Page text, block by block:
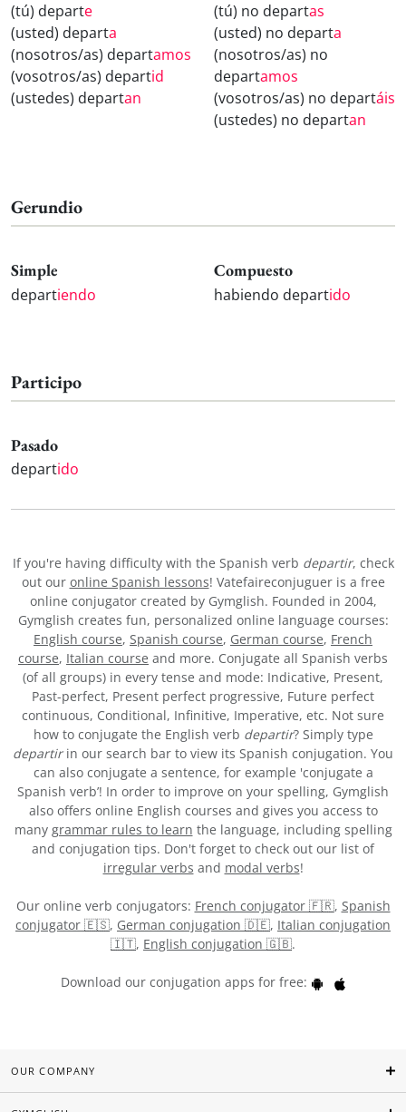
(tú) departe
(usted) departa
(nosotros/as) departamos
(vosotros/as) departid
(ustedes) departan
(tú) no departas
(usted) no departa
(nosotros/as) no
departamos
(vosotros/as) no departáis
(ustedes) no departan
Gerundio
Simple
departiendo
Compuesto
habiendo departido
Participo
Pasado
departido
If you're having difficulty with the Spanish verb departir, check
out our online Spanish lessons! Vatefaireconjuguer is a free
online conjugator created by Gymglish. Founded in 2004,
Gymglish creates fun, personalized online language courses:
English course, Spanish course, German course, French
course, Italian course and more. Conjugate all Spanish verbs
(of all groups) in every tense and mode: Indicative, Present,
Past-perfect, Present perfect progressive, Future perfect
continuous, Conditional, Infinitive, Imperative, etc. Not sure
how to conjugate the English verb departir? Simply type
departirin our search bar to view its Spanish conjugation. You
can also conjugate a sentence, for example 'conjugate a
Spanish verb’! In order to improve on your spelling, Gymglish
also offers online English courses and gives you access to
many grammar rules to learn the language, including spelling
and conjugation tips. Don't forget to check out our list of
irregular verbs and modal verbs!
Our online verb conjugators: French conjugator 🇫🇷, Spanish
conjugator 🇪🇸, German conjugation 🇩🇪, Italian conjugation
🇮🇹, English conjugation 🇬🇧.
Download our conjugation apps for free:
OUR COMPANY